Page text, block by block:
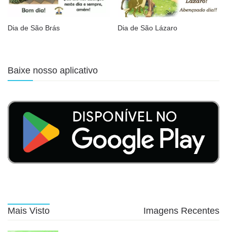
Dia de São Brás Dia de São Lázaro
Baixe nosso aplicativo
Mais Visto Imagens Recentes